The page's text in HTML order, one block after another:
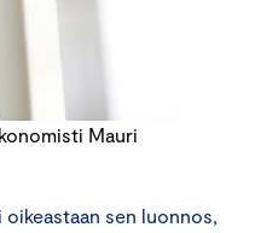
Mauri
sen luonnos,